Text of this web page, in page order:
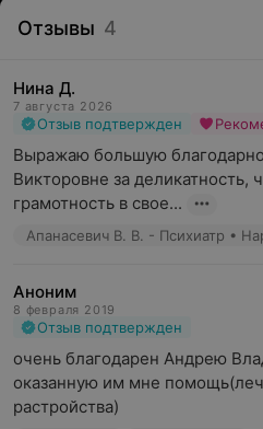
Отзывы 4
Нина Д.
7 августа 2026
Отзыв подтвержден
Выражаю большую
Викторовне за деликатность,
грамотность в свое...
Апанасевич В. В. - Психиатр •
Аноним
8 февраля 2019
Отзыв подтвержден
очень благодарен Андрею
оказанную им мне
растройства)